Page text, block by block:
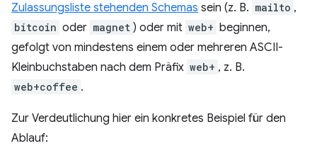
Zulassungsliste stehenden Schemas sein (z. B. mailto ,
bitcoin oder magnet ) oder mit web+ beginnen,
gefolgt von mindestens einem oder mehreren ASCII-
Kleinbuchstaben nach dem Präfix web+ , z. B.
web+coffee .
Zur Verdeutlichung hier ein konkretes Beispiel für den
Ablauf: